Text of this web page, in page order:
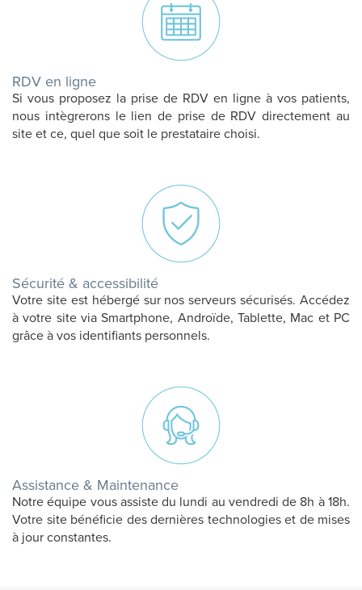
RDV en ligne
Si vous proposez la prise de RDV en ligne à vos patients,
nous intègrerons le lien de prise de RDV directement au
site et ce, quel que soit le prestataire choisi.
Sécurité & accessibilité
Votre site est hébergé sur nos serveurs sécurisés. Accédez
à votre site via Smartphone, Androïde, Tablette, Mac et PC
grâce à vos identifiants personnels.
Assistance & Maintenance
Notre équipe vous assiste du lundi au vendredi de 8h à 18h.
Votre site bénéficie des dernières technologies et de mises
à jour constantes.